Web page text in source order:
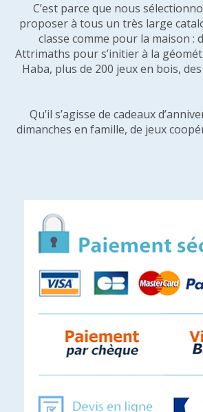
C’est parce que nous
proposer à tous un très large
classe comme pour la maison :
Attrimaths pour s’initier à la
Haba, plus de 200 jeux en bois,
Qu’il s’agisse de cadeaux
dimanches en famille, de jeux